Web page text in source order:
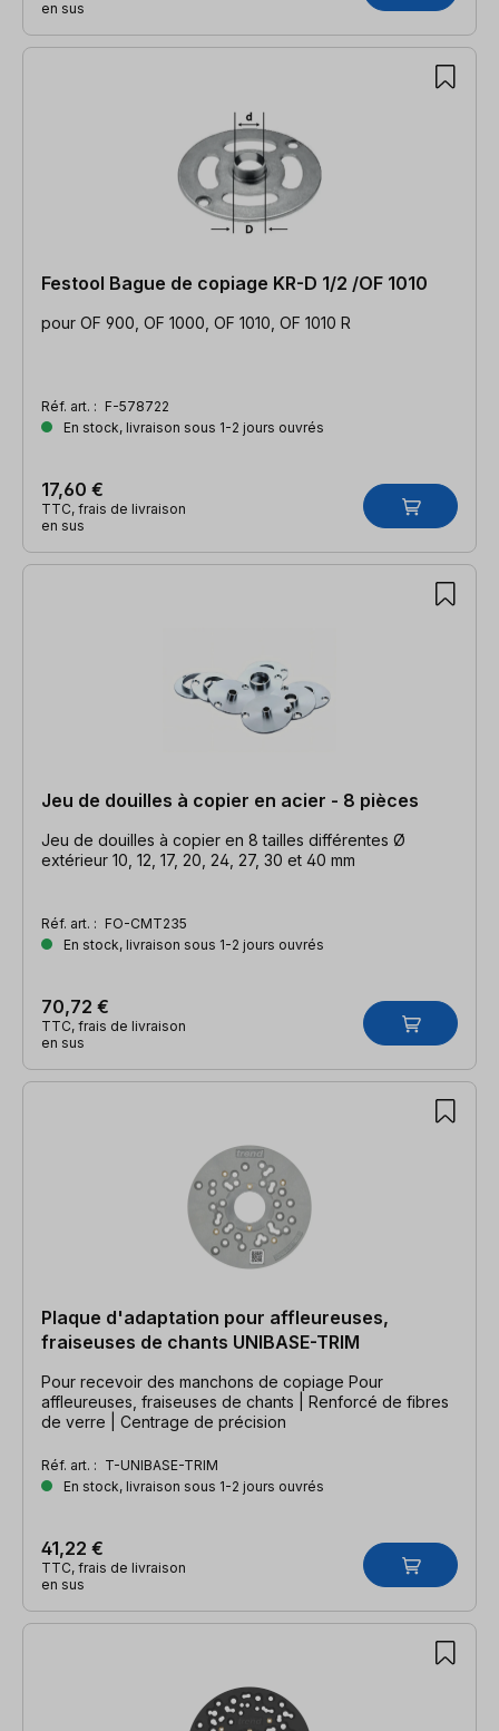
en sus
Festool Bague de copiage KR-D 1/2 /OF 1010
pour OF 900, OF 1000, OF 1010, OF 1010 R
Réf. art. : F-578722
En stock, livraison sous 1-2 jours ouvrés
17,60 €
TTC, frais de livraison
en sus
Jeu de douilles à copier en acier - 8 pièces
Jeu de douilles à copier en 8 tailles différentes Ø
extérieur 10, 12, 17, 20, 24, 27, 30 et 40 mm
Réf. art. : FO-CMT235
En stock, livraison sous 1-2 jours ouvrés
70,72 €
TTC, frais de livraison
en sus
Plaque d'adaptation pour affleureuses,
fraiseuses de chants UNIBASE-TRIM
Pour recevoir des manchons de copiage Pour
affleureuses, fraiseuses de chants | Renforcé de fibres
de verre | Centrage de précision
Réf. art. : T-UNIBASE-TRIM
En stock, livraison sous 1-2 jours ouvrés
41,22 €
TTC, frais de livraison
en sus